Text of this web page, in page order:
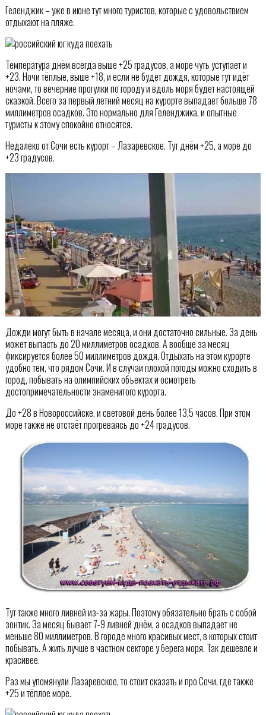
Геленджик – уже в июне тут много туристов, которые с удовольствием
отдыхают на пляже.
Температура днём всегда выше +25 градусов, а море чуть уступает и
+23. Ночи тёплые, выше +18, и если не будет дождя, которые тут идёт
ночами, то вечерние прогулки по городу и вдоль моря будет настоящей
сказкой. Всего за первый летний месяц на курорте выпадает больше 78
миллиметров осадков. Это нормально для Геленджика, и опытные
туристы к этому спокойно относятся.
Недалеко от Сочи есть курорт – Лазаревское. Тут днём +25, а море до
+23 градусов.
Дожди могут быть в начале месяца, и они достаточно сильные. За день
может выпасть до 20 миллиметров осадков. А вообще за месяц
фиксируется более 50 миллиметров дождя. Отдыхать на этом курорте
удобно тем, что рядом Сочи. И в случаи плохой погоды можно сходить в
город, побывать на олимпийских объектах и осмотреть
достопримечательности знаменитого курорта.
До +28 в Новороссийске, и световой день более 13,5 часов. При этом
море также не отстаёт прогреваясь до +24 градусов.
Тут также много ливней из-за жары. Поэтому обязательно брать с собой
зонтик. За месяц бывает 7-9 ливней днём, а осадков выпадает не
меньше 80 миллиметров. В городе много красивых мест, в которых стоит
побывать. А жить лучше в частном секторе у берега моря. Так дешевле и
красивее.
Раз мы упомянули Лазаревское, то стоит сказать и про Сочи, где также
+25 и тёплое море.